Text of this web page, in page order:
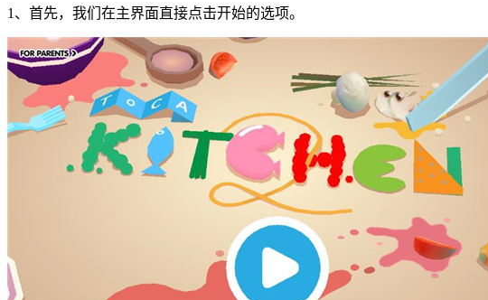
1、首先，我们在主界面直接点击开始的选项。